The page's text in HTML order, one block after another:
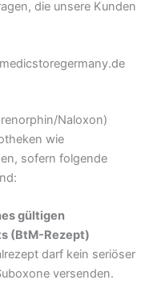
die unsere Kunden
Naloxon)
wie
sofern folgende
gültigen
(BtM-Rezept)
darf kein seriöser
versenden.